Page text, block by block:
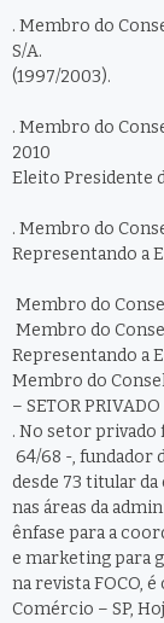
. Membro do
S/A.
(1997/2003).
. Membro do
2010
Eleito Presidente
. Membro do
Representando a
Membro do
Membro do
Representando a
Membro do
– SETOR PRIVADO
. No setor privado
64/68 -, fundador
desde 73 titular
nas áreas da
ênfase para a
e marketing para
na revista FOCO,
Comércio – SP,